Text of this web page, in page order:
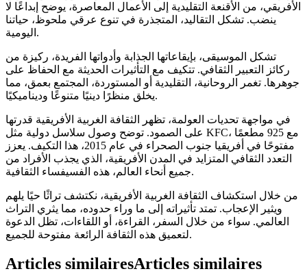
الأفريقي، من الأقنعة التقليدية إلى الأعمال المعاصرة، يوضح إبداعًا لا
ينضب. تشكل التقاليد، المتجذرة في تنوع عرقي ملحوظ، حياتنا
اليومية.
تشكل الموسيقى، بإيقاعاتها الجذابة وأدواتها الفريدة، ركيزة من
ركائز التعبير الثقافي. تتكيف مع التأثيرات الحديثة مع الحفاظ على
جوهرها. تغمر الروحانية، التقليدية أو المستوردة، المجتمع بعمق، مما
يخلق منظرًا دينيًا متنوعًا وديناميكيًا.
في مواجهة تحديات العولمة، تظهر الثقافة الغربية الأفريقية قدرتها
على الصمود. توضح وصول سلاسل دولية مثل KFC، مع 925 مطعمًا
مفتوحًا في أفريقيا جنوب الصحراء في عام 2015، هذا التكيف. يعزز
التعدد الثقافي المتزايد في المدن الأفريقية، الذي يجذب الأفراد من
جميع أنحاء العالم، هذه الفسيفساء الثقافية.
من خلال استكشاف الثقافة الغربية الأفريقية، نكتشف تراثًا حيًا يلهم
ويثير الإعجاب. تمتد تأثيراته إلى ما وراء حدوده، مما يثري التراث
العالمي. سواء من خلال السفر، القراءة، أو اللقاءات، تظل الدعوة
لتعميق هذه الثقافة الرائعة مفتوحة للجميع.
Articles similairesArticles similaires